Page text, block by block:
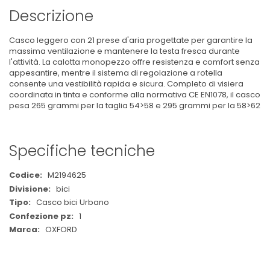
Descrizione
Casco leggero con 21 prese d'aria progettate per garantire la
massima ventilazione e mantenere la testa fresca durante
l'attività. La calotta monopezzo offre resistenza e comfort senza
appesantire, mentre il sistema di regolazione a rotella
consente una vestibilità rapida e sicura. Completo di visiera
coordinata in tinta e conforme alla normativa CE EN1078, il casco
pesa 265 grammi per la taglia 54>58 e 295 grammi per la 58>62
Specifiche tecniche
Maggiori
Informazioni
M2194625
bici
Casco bici Urbano
1
OXFORD